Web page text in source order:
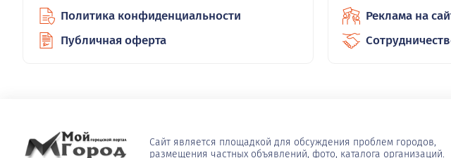
Политика конфиденциальности
Публичная оферта
Реклама на
Сайт является площадкой для обсуждения проблем городов,
размещения частных объявлений, фото, каталога организаций.